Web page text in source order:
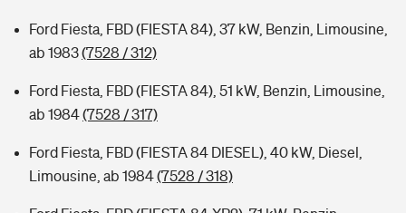
Ford Fiesta, FBD (FIESTA 84), 37 kW, Benzin, Limousine,
ab 1983(7528 / 312)
Ford Fiesta, FBD (FIESTA 84), 51 kW, Benzin, Limousine,
ab 1984(7528 / 317)
Ford Fiesta, FBD (FIESTA 84 DIESEL), 40 kW, Diesel,
Limousine, ab 1984(7528 / 318)